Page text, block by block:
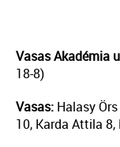
Vasas Akadémia
18-8)
Vasas: Halasy
10, Karda Attila